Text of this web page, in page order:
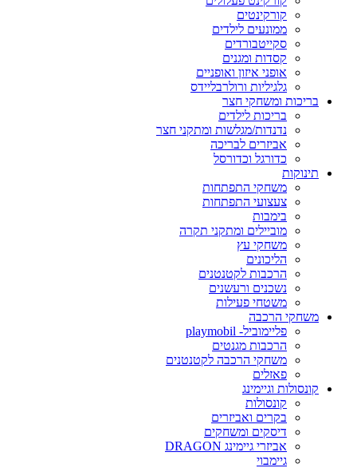
קורקינטים
ממונעים לילדים
סקייטבורדים
קסדות ומגנים
אופני איזון ואופניים
גלגיליות ורולרבליידס
בריכות ומשחקי חצר
בריכות לילדים
נדנדות/מגלשות ומתקני חצר
אביזרים לבריכה
כדורגל וכדורסל
תינוקות
משחקי התפתחות
צעצועי התפתחות
בימבות
מוביילים ומתקני תקרה
משחקי עץ
הליכונים
הרכבות לקטנטנים
נשכנים ורעשנים
משטחי פעילות
משחקי הרכבה
פליימוביל- playmobil
הרכבות מגנטים
משחקי הרכבה לקטנטנים
פאזלים
קונסולות וגיימינג
קונסולות
בקרים ואביזרים
דיסקים ומשחקים
אביזרי גיימינג DRAGON
גיימבוי